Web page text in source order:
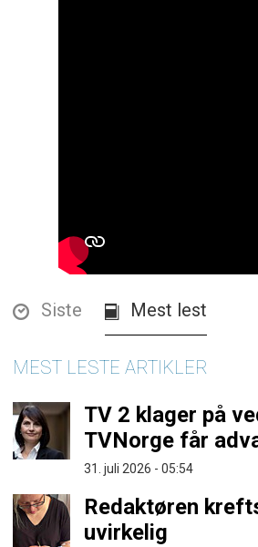
Siste Mest lest
MEST LESTE ARTIKLER
TV 2 klager på
TVNorge får
31. juli 2026 - 05:54
Redaktøren
uvirkelig